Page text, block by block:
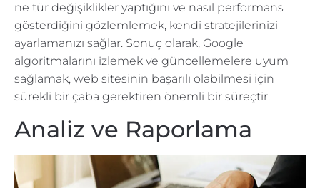
ne tür değişiklikler yaptığını ve nasıl performans
gösterdiğini gözlemlemek, kendi stratejilerinizi
ayarlamanızı sağlar. Sonuç olarak, Google
algoritmalarını izlemek ve güncellemelere uyum
sağlamak, web sitesinin başarılı olabilmesi için
sürekli bir çaba gerektiren önemli bir süreçtir.
Analiz ve Raporlama